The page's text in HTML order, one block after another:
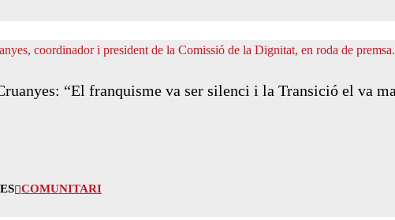
“El franquisme va ser silenci i la Transició el va
COMUNITARI